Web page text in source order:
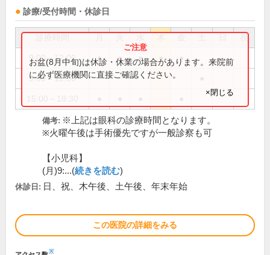
診療/受付時間・休診日
祝
9:00～12:00 ● ● ● ● ●
9:00～12:30
お盆(8月中旬)は休診・休業の場合があります。来院前
に必ず医療機関に直接ご確認ください。
×閉じる
備考: ※上記は眼科の診療時間となります。
※火曜午後は手術優先ですが一般診察も可
【小児科】
(月)9:...(続きを読む)
休診日: 日、祝、木午後、土午後、年末年始
この医院の詳細をみる
※